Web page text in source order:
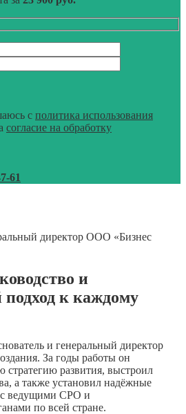
с политика использования
согласие на обработку
61
директор ООО «Бизнес
и
подход к каждому
и генеральный директор
За годы работы он
стратегию развития, выстроил
а также установил надёжные
с ведущими СРО и
по всей стране.